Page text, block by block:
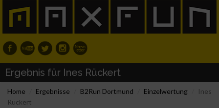
Ergebnis für Ines Rückert
Home Ergebnisse B2Run Dortmund Einzelwertung
Ines
Rückert